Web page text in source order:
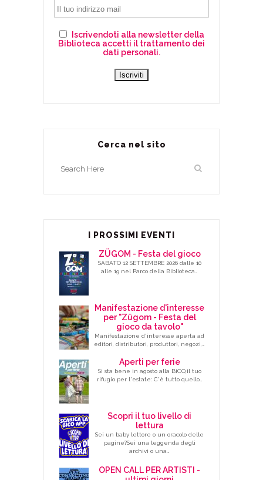
Iscrivendoti alla newsletter della
Biblioteca accetti il trattamento dei
dati personali.
Cerca nel sito
I PROSSIMI EVENTI
ZÜGOM - Festa del gioco
SABATO 12 SETTEMBRE 2026 dalle 10
alle 19 nel Parco della Biblioteca…
Manifestazione d'interesse
per "Zügom - Festa del
gioco da tavolo"
Manifestazione d'interesse aperta ad
editori, distributori, produttori, negozi,…
Aperti per ferie
Si sta bene in agosto alla BiCO,il tuo
rifugio per l'estate: C'è tutto quello…
Scopri il tuo livello di
lettura
Sei un baby lettore o un oracolo delle
pagine?Sei una leggenda degli
archivi o una…
OPEN CALL PER ARTISTI -